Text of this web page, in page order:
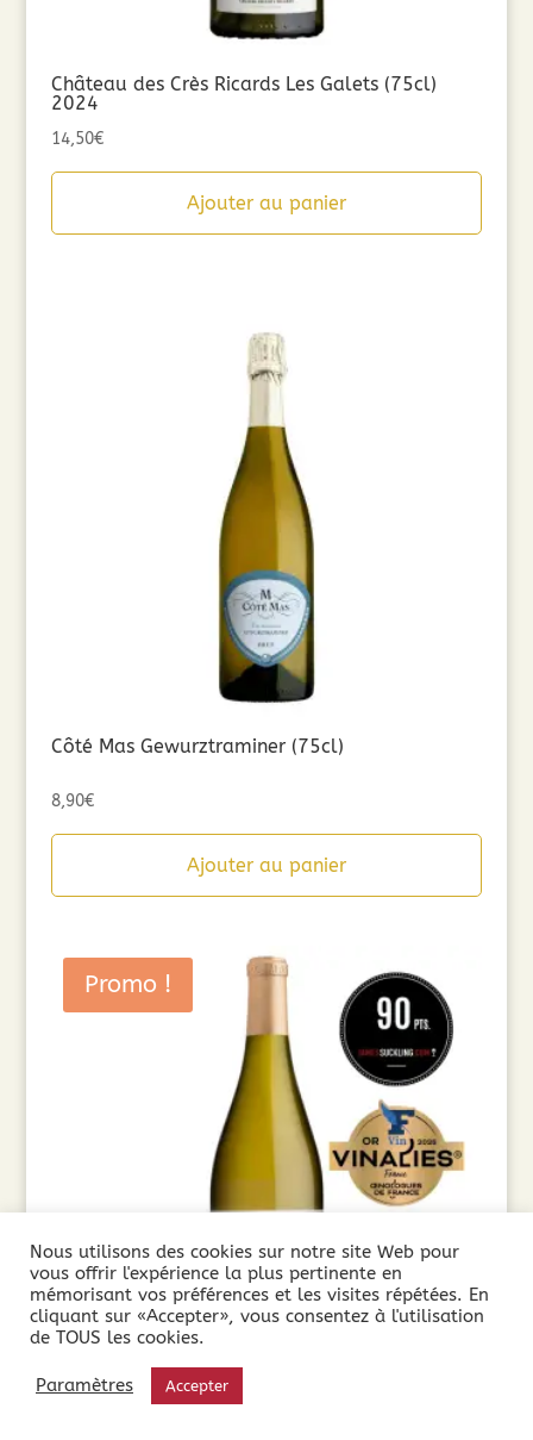
Château des Crès Ricards Les Galets (75cl)
2024
14,50€
Ajouter au panier
Côté Mas Gewurztraminer (75cl)
8,90€
Ajouter au panier
Promo !
Château de Larzac Saint Majan AOP Languedoc
Nous utilisons des cookies sur notre site Web pour
vous offrir l'expérience la plus pertinente en
mémorisant vos préférences et les visites répétées. En
cliquant sur «Accepter», vous consentez à l'utilisation
de TOUS les cookies.
Paramètres Accepter